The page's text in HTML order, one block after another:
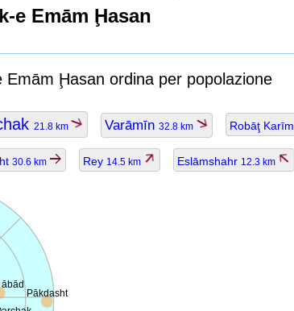
e Emām Ḩasan
Ḩasan ordina per popolazione
21.8 km Varāmīn 32.8 km Robāţ Karīm
30.6 km Rey 14.5 km Eslāmshahr 12.3 km
Pākdasht